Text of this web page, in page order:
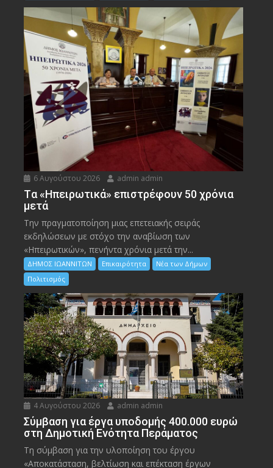
6 Αυγούστου 2026 admin admin
Tα «Ηπειρωτικά» επιστρέφουν 50 χρόνια
μετά
Την πραγματοποίηση μιας επετειακής σειράς
εκδηλώσεων με στόχο την αναβίωση των
«Ηπειρωτικών», πενήντα χρόνια μετά την...
ΔΗΜΟΣ ΙΩΑΝΝΙΤΩΝ Επικαιρότητα
Νέα των Δήμων
Πολιτισμός
4 Αυγούστου 2026 admin admin
Σύμβαση για έργα υποδομής 400.000 ευρώ
στη Δημοτική Ενότητα Περάματος
Τη σύμβαση για την υλοποίηση του έργου
«Αποκατάσταση, βελτίωση και επέκταση έργων